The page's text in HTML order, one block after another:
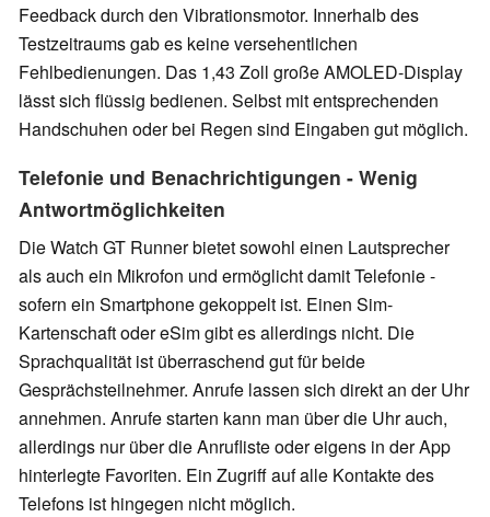
Feedback durch den Vibrationsmotor. Innerhalb des
Testzeitraums gab es keine versehentlichen
Fehlbedienungen. Das 1,43 Zoll große AMOLED-Display
lässt sich flüssig bedienen. Selbst mit entsprechenden
Handschuhen oder bei Regen sind Eingaben gut möglich.
Telefonie und Benachrichtigungen - Wenig
Antwortmöglichkeiten
Die Watch GT Runner bietet sowohl einen Lautsprecher
als auch ein Mikrofon und ermöglicht damit Telefonie -
sofern ein Smartphone gekoppelt ist. Einen Sim-
Kartenschaft oder eSim gibt es allerdings nicht. Die
Sprachqualität ist überraschend gut für beide
Gesprächsteilnehmer. Anrufe lassen sich direkt an der Uhr
annehmen. Anrufe starten kann man über die Uhr auch,
allerdings nur über die Anrufliste oder eigens in der App
hinterlegte Favoriten. Ein Zugriff auf alle Kontakte des
Telefons ist hingegen nicht möglich.